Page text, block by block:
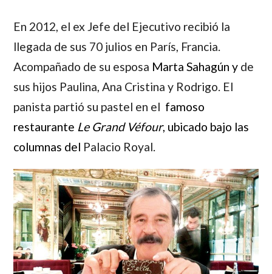
En 2012, el ex Jefe del Ejecutivo recibió la
llegada de sus 70 julios en París, Francia.
Acompañado de su esposa Marta Sahagún y de
sus hijos Paulina, Ana Cristina y Rodrigo. El
panista partió su pastel en el famoso
restaurante Le Grand Véfour, ubicado bajo las
columnas del Palacio Royal.